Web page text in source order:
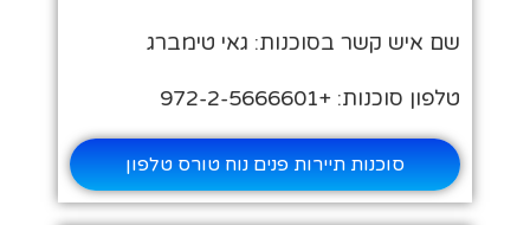
שם איש קשר בסוכנות: גאי טימברג
טלפון סוכנות: +972-2-5666601
סוכנות תיירות פנים נוח טורס טלפון